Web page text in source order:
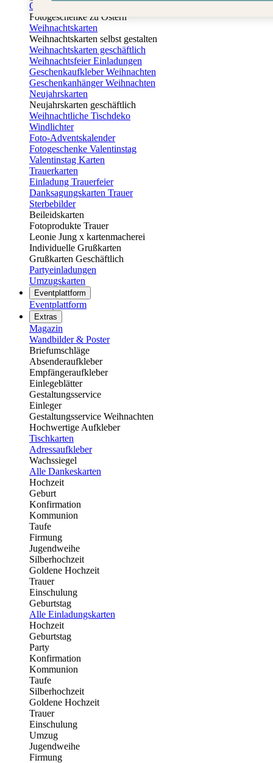
Osterkarten
Fotogeschenke zu Ostern
Weihnachtskarten
Weihnachtskarten selbst gestalten
Weihnachtskarten geschäftlich
Weihnachtsfeier Einladungen
Geschenkaufkleber Weihnachten
Geschenkanhänger Weihnachten
Neujahrskarten
Neujahrskarten geschäftlich
Weihnachtliche Tischdeko
Windlichter
Foto-Adventskalender
Fotogeschenke Valentinstag
Valentinstag Karten
Trauerkarten
Einladung Trauerfeier
Danksagungskarten Trauer
Sterbebilder
Beileidskarten
Fotoprodukte Trauer
Leonie Jung x kartenmacherei
Individuelle Grußkarten
Grußkarten Geschäftlich
Partyeinladungen
Umzugskarten
Eventplattform
Eventplattform
Extras
Magazin
Wandbilder & Poster
Briefumschläge
Absenderaufkleber
Empfängeraufkleber
Einlegeblätter
Gestaltungsservice
Einleger
Gestaltungsservice Weihnachten
Hochwertige Aufkleber
Tischkarten
Adressaufkleber
Wachssiegel
Alle Dankeskarten
Hochzeit
Geburt
Konfirmation
Kommunion
Taufe
Firmung
Jugendweihe
Silberhochzeit
Goldene Hochzeit
Trauer
Einschulung
Geburtstag
Alle Einladungskarten
Hochzeit
Geburtstag
Party
Konfirmation
Kommunion
Taufe
Silberhochzeit
Goldene Hochzeit
Trauer
Einschulung
Umzug
Jugendweihe
Firmung